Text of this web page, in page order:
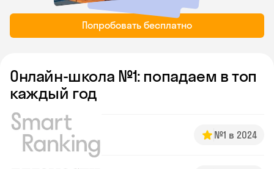
Попробовать бесплатно
Онлайн-школа №1: попадаем в топ
каждый год
№1 в 2024